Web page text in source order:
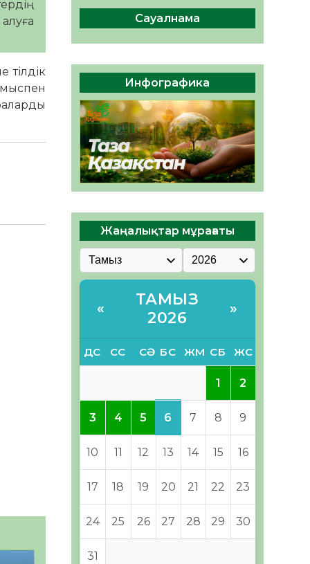
тілдік
беруге дайын
ӘРБІР ДАУЫС – ҚОҒАМ
ДАМУЫНА ҚОСЫЛҒАН
ҮЛЕС
05.08.2026
34 0
Сауалнама
Инфографика
Жаңалықтар мұрағаты
«
ТАМЫЗ
2026
»
ДС СС СӘ БС ЖМ СБ ЖС
1 2
3 4 5 6 7 8 9
10 11 12 13 14 15 16
17 18 19 20 21 22 23
24 25 26 27 28 29 30
31